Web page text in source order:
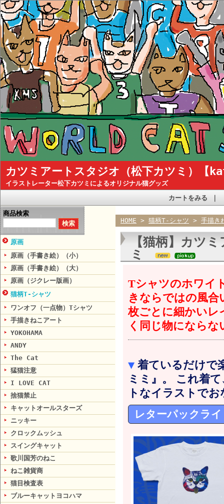
カツミアートスタジオ（松下カツミ）
イラストレーター松下カツミによるオリジナル猫グッズ
カートをみる
商品検索
原画
原画（手書き絵）（小）
原画（手書き絵）（大）
原画（ジクレー版画）
猫柄T-シャツ
ワンオフ（一点物）Tシャツ
手描きねこアート
YOKOHAMA
ANDY
The Cat
猛猫注意
I LOVE CAT
捨猫禁止
キャットオールスターズ
ニッキー
クロックムッシュ
スイングキャット
歌川国芳のねこ
ねこ雑貨商
猫目検査表
ブルーキャットヨコハマ
HOME > 猫柄T-シャツ > 手描き
【猫柄】カツ
ミ
Tシャツのホワイ
きならではの風合
枚ごとに細かいレ
く同じ物になら
▼ 着ているだけで
ミミ』。 これ着
トなイラストで
レターパックラ